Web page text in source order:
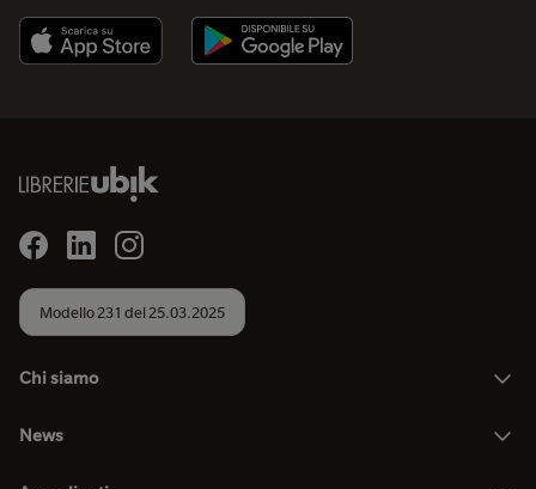
Modello 231 del 25.03.2025
Chi siamo
News